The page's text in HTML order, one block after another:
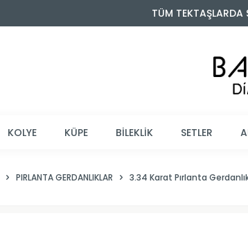
TÜM TEKTAŞLARDA
KOLYE KÜPE BİLEKLİK SETLER
PIRLANTA GERDANLIKLAR 3.34 Karat Pırlanta